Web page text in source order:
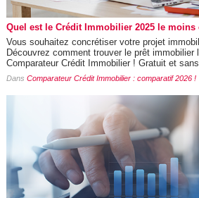
Quel est le Crédit Immobilier 2025 le moins
Vous souhaitez concrétiser votre projet
Découvrez comment trouver le prêt immobilier
Comparateur Crédit Immobilier ! Gratuit et
Dans Comparateur Crédit Immobilier : comparatif 2026 !